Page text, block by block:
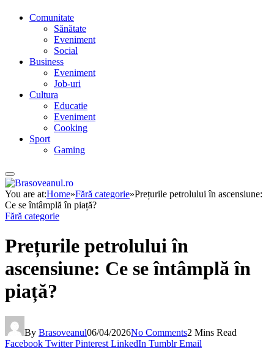
Comunitate
Sănătate
Eveniment
Social
Business
Eveniment
Job-uri
Cultura
Educatie
Eveniment
Cooking
Sport
Gaming
You are at:Home»Fără categorie»Prețurile petrolului în ascensiune:
Ce se întâmplă în piață?
Fără categorie
Prețurile petrolului în
ascensiune: Ce se întâmplă în
piață?
By Brasoveanul06/04/2026No Comments2 Mins Read
Facebook Twitter Pinterest LinkedIn Tumblr Email